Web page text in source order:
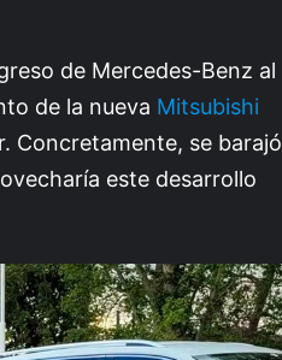
de Mercedes-Benz al
de la nueva Mitsubishi
Concretamente, se barajó
este desarrollo